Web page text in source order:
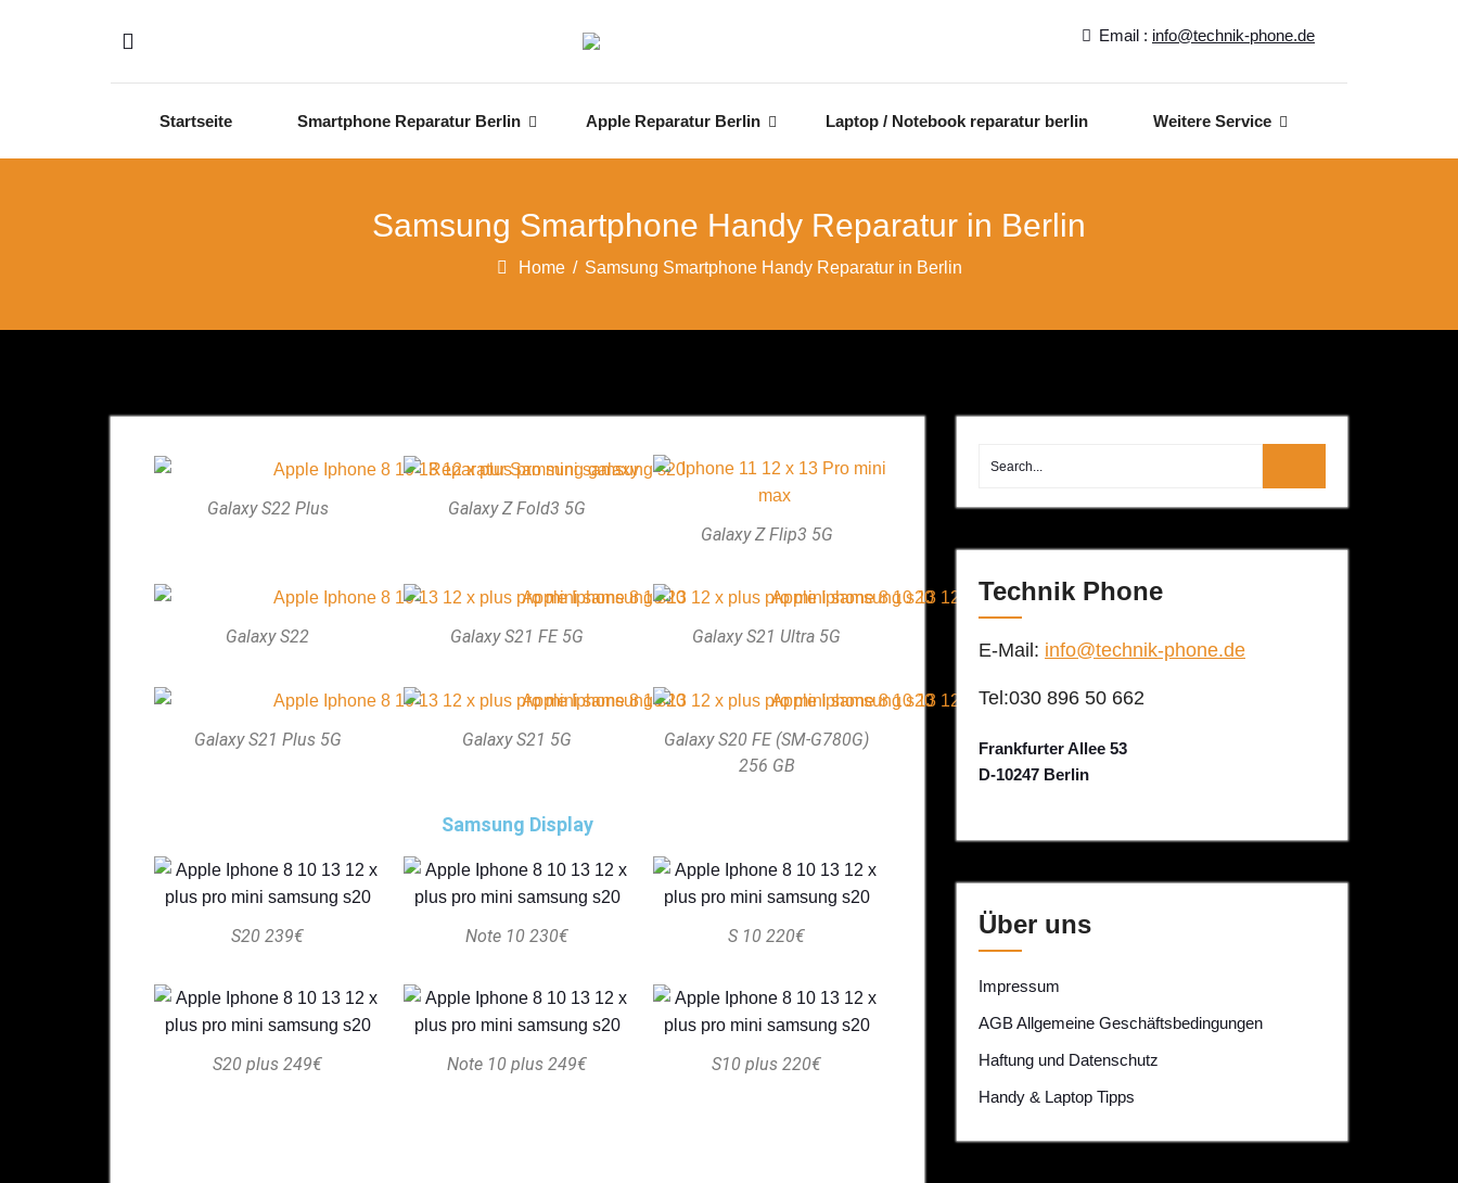
Email : info@technik-phone.de
Startseite Smartphone Reparatur Berlin Apple Reparatur Berlin Laptop / Notebook reparatur berlin Weitere Service
Samsung Smartphone Handy Reparatur in Berlin
Home / Samsung Smartphone Handy Reparatur in Berlin
Galaxy S22 Plus
Galaxy Z Fold3 5G
Galaxy Z Flip3 5G
Galaxy S22 Galaxy S21 FE 5G Galaxy S21 Ultra 5G
Galaxy S21 Plus 5G Galaxy S21 5G
Galaxy S20 FE (SM-G780G)
256 GB
Samsung Display
S20 239€ Note 10 230€ S 10 220€
S20 plus 249€ Note 10 plus 249€ S10 plus 220€
Technik Phone
E-Mail: info@technik-phone.de
Tel:030 896 50 662
Frankfurter Allee 53
D-10247 Berlin
Über uns
Impressum
AGB Allgemeine Geschäftsbedingungen
Haftung und Datenschutz
Handy & Laptop Tipps